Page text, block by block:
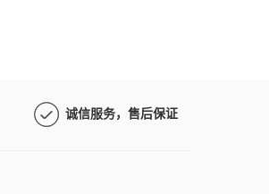
诚信服务，售后保证